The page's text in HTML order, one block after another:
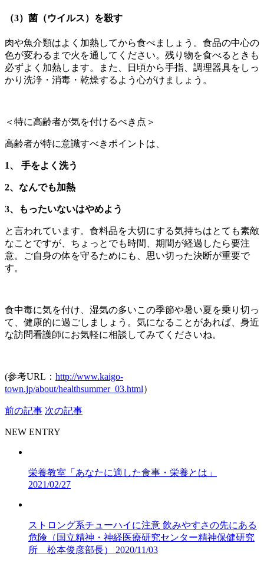
（3）菌（ウイルス）を殺す
肉や魚介類はよく加熱してから食べましょう。食品の中心の
色が変わるまで火を通してください。残り物を食べるときも
必ずよく加熱します。また、日頃から手指、調理器具をしっ
かり洗浄・消毒・乾燥するよう心がけましょう。
＜特に高齢者が気を付けるべき点＞
高齢者が特に意識すべきポイントは、
1、 手をよく洗う
2、なんでも加熱
3、もったいないはやめよう
と言われています。食料品を大切にする気持ちはとても素敵
なことですが、ちょっとでも時間、期間が経過したら要注
意。ご自身の体を守るためにも、思い切った決断が重要で
す。
食中毒に気を付け、湿気の多いこの季節や暑い夏を乗り切っ
て、健康的に過ごしましょう。気になることがあれば、身近
な訪問看護師にお気軽に相談してみてくださいね。
(参考URL： http://www.kaigo-
town.jp/about/healthsummer_03.html）
前の記事 次の記事
NEW ENTRY
栄養教室「あなたに適した食事・栄養とは」
2021/02/27
ストロング系チューハイに注意 飲みやすさの先にある
危険（国立精神・神経医療研究センター精神保健研究
所 松本俊彦部長） 2020/11/03